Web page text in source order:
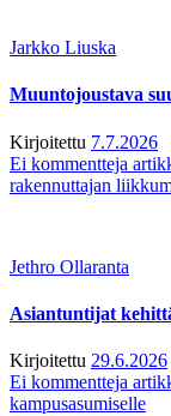
Jarkko Liuska
Muuntojoustava
Kirjoitettu 7.7.2026
Ei kommentteja
rakennuttajan
Jethro Ollaranta
Asiantuntijat
Kirjoitettu 29.6.2026
Ei kommentteja
kampusasumiselle